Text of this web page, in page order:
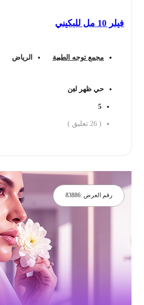
فيلر 10 مل للبكيني
مجمع توجه الطبية الرياض
حي ظهر لبن
26 تعليق )
رقم العرض :83886